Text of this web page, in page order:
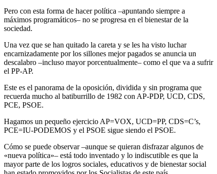
Pero con esta forma de hacer política –apuntando siempre a
máximos programáticos– no se progresa en el bienestar de la
sociedad.
Una vez que se han quitado la careta y se les ha visto luchar
encarnizadamente por los sillones mejor pagados se anuncia un
descalabro –incluso mayor porcentualmente– como el que va a sufrir
el PP-AP.
Este es el panorama de la oposición, dividida y sin programa que
recuerda mucho al batiburrillo de 1982 con AP-PDP, UCD, CDS,
PCE, PSOE.
Hagamos un pequeño ejercicio AP=VOX, UCD=PP, CDS=C’s,
PCE=IU-PODEMOS y el PSOE sigue siendo el PSOE.
Cómo se puede observar –aunque se quieran disfrazar algunos de
«nueva política»– está todo inventado y lo indiscutible es que la
mayor parte de los logros sociales, educativos y de bienestar social